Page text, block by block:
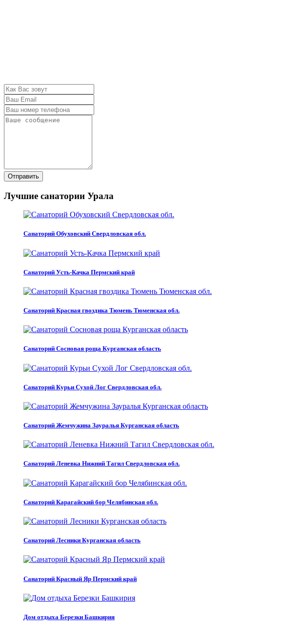
Отправить
Лучшие санатории Урала
Санаторий Обуховский Свердловская обл.
Санаторий Усть-Качка Пермский край
Санаторий Красная гвоздика Тюмень Тюменская обл.
Санаторий Сосновая роща Курганская область
Санаторий Курьи Сухой Лог Свердловская обл.
Санаторий Жемчужина Зауралья Курганская область
Санаторий Леневка Нижний Тагил Свердловская обл.
Санаторий Карагайский бор Челябинская обл.
Санаторий Лесники Курганская область
Санаторий Красный Яр Пермский край
Дом отдыха Березки Башкирия